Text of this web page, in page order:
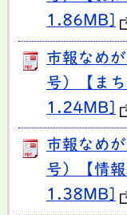
1.86MB]
市報なめ
号）【ま
1.24MB]
市報なめ
号）【情
1.38MB]